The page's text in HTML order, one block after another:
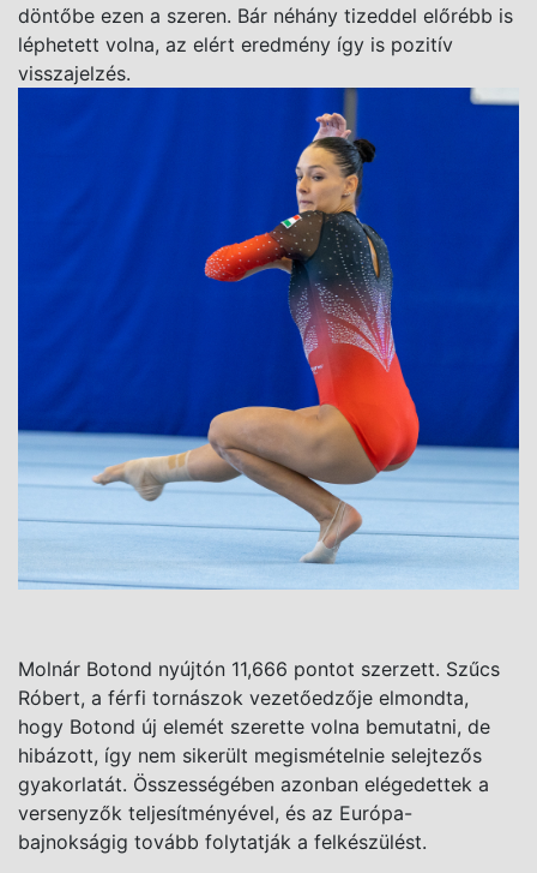
döntőbe ezen a szeren. Bár néhány tizeddel előrébb is
léphetett volna, az elért eredmény így is pozitív
visszajelzés.
Molnár Botond nyújtón 11,666 pontot szerzett. Szűcs
Róbert, a férfi tornászok vezetőedzője elmondta,
hogy Botond új elemét szerette volna bemutatni, de
hibázott, így nem sikerült megismételnie selejtezős
gyakorlatát. Összességében azonban elégedettek a
versenyzők teljesítményével, és az Európa-
bajnokságig tovább folytatják a felkészülést.